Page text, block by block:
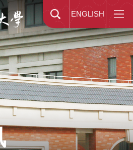
ENGLISH